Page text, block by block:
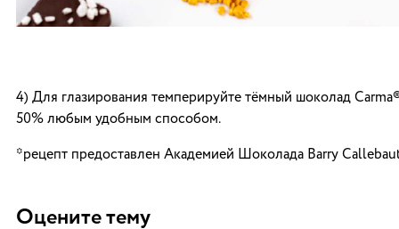
4) Для глазирования темперируйте тёмный шоколад
50% любым удобным способом.
*рецепт предоставлен Академией Шоколада Barry
Оцените тему